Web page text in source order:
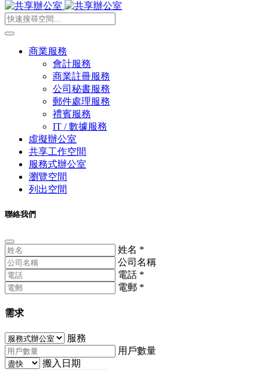
商業服務
會計服務
商業註冊服務
公司秘書服務
郵件處理服務
禮賓服務
IT / 數據服務
虛擬辦公室
共享工作空間
服務式辦公室
瀏覽空間
列出空間
聯絡我們
姓名 *
公司名稱
電話 *
電郵 *
需求
服務
用戶數量
搬入日期